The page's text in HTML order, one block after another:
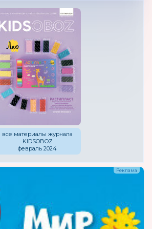
все материалы журнала
KIDSOBOZ
февраль 2024